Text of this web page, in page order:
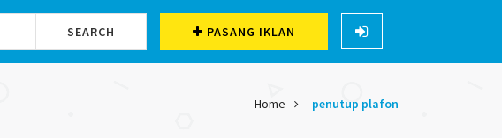
SEARCH PASANG IKLAN
Home penutup plafon